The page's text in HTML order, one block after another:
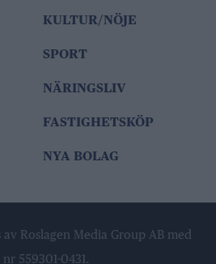
KULTUR/NÖJE
SPORT
NÄRINGSLIV
FASTIGHETSKÖP
NYA BOLAG
Roslagen Media Group AB med
559301-0431.